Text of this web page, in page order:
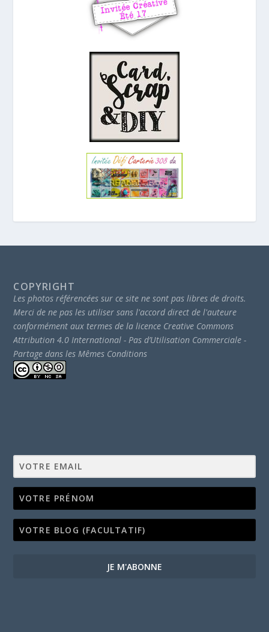
COPYRIGHT
Les photos référencées sur ce site ne sont pas libres de droits.
Merci de ne pas les utiliser sans l'accord direct de l'auteure
conformément aux termes de la licence Creative Commons
Attribution 4.0 International - Pas d’Utilisation Commerciale -
Partage dans les Mêmes Conditions
JE M'ABONNE